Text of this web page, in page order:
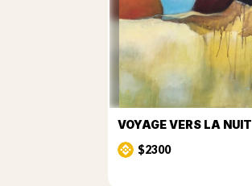
VOYAGE VERS LA NUIT
$2300